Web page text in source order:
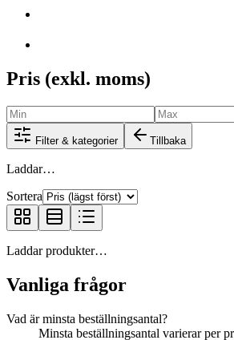
Pris (exkl. moms)
Filter & kategorier Tillbaka
Laddar…
Sortera
Laddar produkter…
Vanliga frågor
Vad är minsta beställningsantal?
Minsta beställningsantal varierar per